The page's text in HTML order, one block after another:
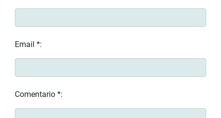
Email *:
Comentario *: